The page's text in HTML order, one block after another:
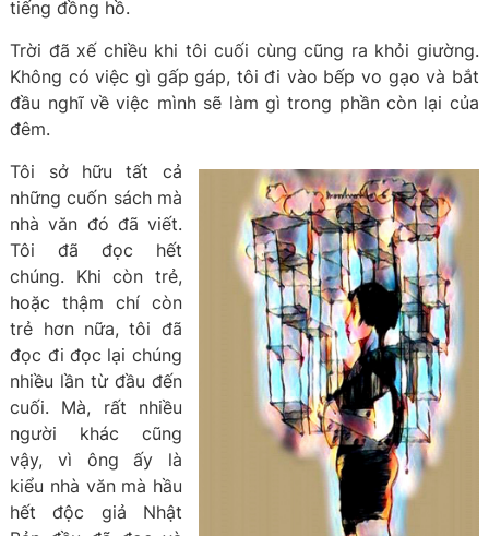
tiếng đồng hồ.
Trời đã xế chiều khi tôi cuối cùng cũng ra khỏi giường.
Không có việc gì gấp gáp, tôi đi vào bếp vo gạo và bắt
đầu nghĩ về việc mình sẽ làm gì trong phần còn lại của
đêm.
Tôi sở hữu tất cả
những cuốn sách mà
nhà văn đó đã viết.
Tôi đã đọc hết
chúng. Khi còn trẻ,
hoặc thậm chí còn
trẻ hơn nữa, tôi đã
đọc đi đọc lại chúng
nhiều lần từ đầu đến
cuối. Mà, rất nhiều
người khác cũng
vậy, vì ông ấy là
kiểu nhà văn mà hầu
hết độc giả Nhật